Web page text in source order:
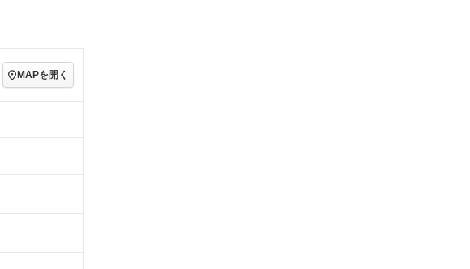
ウンMAPを開く